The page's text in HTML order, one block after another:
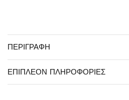
ΠΕΡΙΓΡΑΦΉ
ΕΠΙΠΛΈΟΝ ΠΛΗΡΟΦΟΡΊΕΣ